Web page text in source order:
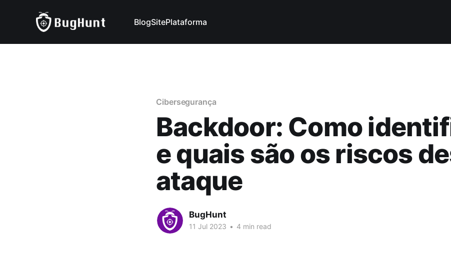
BlogSitePlataforma
Cibersegurança
Backdoor: Como
e quais são os riscos
ataque
BugHunt
11 Jul 2023 • 4 min read